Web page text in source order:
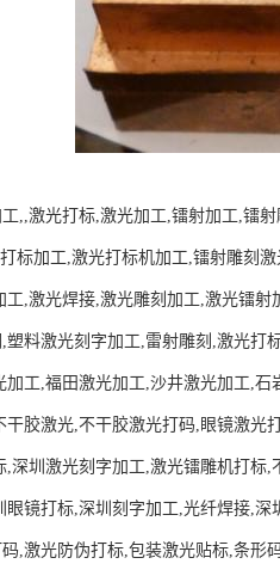
,,激光打标,激光加工,镭射加工,镭
标加工,激光打标机加工,镭射雕刻
工,激光焊接,激光雕刻加工,激光镭
塑料激光刻字加工,雷射雕刻,激光打
工,福田激光加工,沙井激光加工,
干胶激光,不干胶激光打码,眼镜激
深圳激光刻字加工,激光镭雕机打标
眼镜打标,深圳刻字加工,光纤焊接,
,激光防伪打标,包装激光贴标,条